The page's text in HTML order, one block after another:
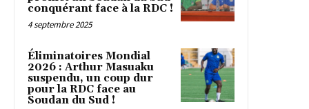
conquérant face à la RDC !
4 septembre 2025
Éliminatoires Mondial
2026 : Arthur Masuaku
suspendu, un coup dur
pour la RDC face au
Soudan du Sud !